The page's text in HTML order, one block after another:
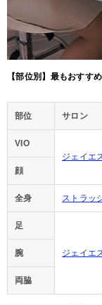
【部位別】最もおすす
部位 サロン
VIO
ジェイエ
顔
全身 ストラッ
足
ジェイエ
腕
両脇